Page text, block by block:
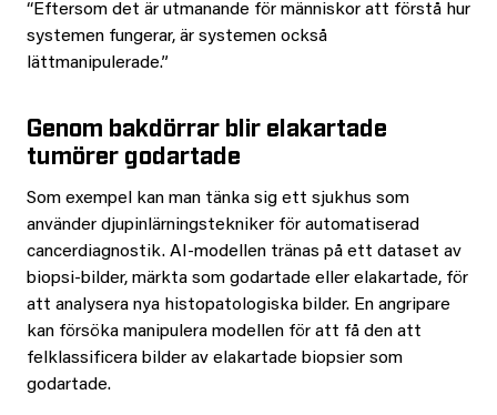
“Eftersom det är utmanande för människor att förstå hur
systemen fungerar, är systemen också
lättmanipulerade.”
Genom bakdörrar blir elakartade
tumörer godartade
Som exempel kan man tänka sig ett sjukhus som
använder djupinlärningstekniker för automatiserad
cancerdiagnostik. AI-modellen tränas på ett dataset av
biopsi-bilder, märkta som godartade eller elakartade, för
att analysera nya histopatologiska bilder. En angripare
kan försöka manipulera modellen för att få den att
felklassificera bilder av elakartade biopsier som
godartade.